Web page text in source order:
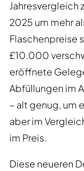
Jahresvergleich
2025 um mehr
Flaschenpreise
£10.000
eröffnete
Abfüllungen im
– alt genug, um
aber im
im Preis.
Diese neueren